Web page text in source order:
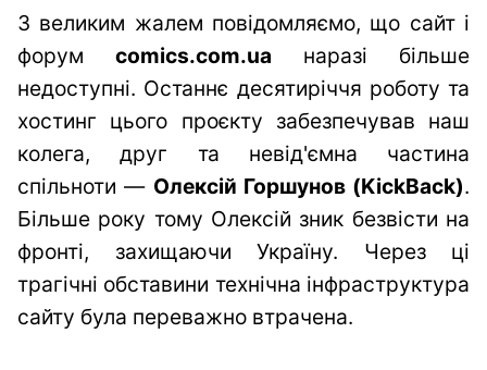
З великим жалем повідомляємо, що сайт і
форум comics.com.ua наразі більше
недоступні. Останнє десятиріччя роботу та
хостинг цього проєкту забезпечував наш
колега, друг та невід'ємна частина
спільноти — Олексій Горшунов (KickBack).
Більше року тому Олексій зник безвісти на
фронті, захищаючи Україну. Через ці
трагічні обставини технічна інфраструктура
сайту була переважно втрачена.